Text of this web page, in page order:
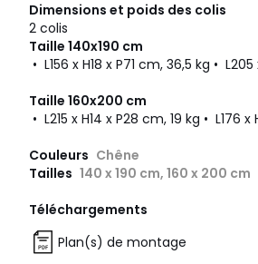
Dimensions et poids des colis
2 colis
Taille 140x190 cm
• L156 x H18 x P71 cm, 36,5 kg •
Taille 160x200 cm
• L215 x H14 x P28 cm, 19 kg • L176
Couleurs Chêne
Tailles 140 x 190 cm, 160 x 200 cm
Téléchargements
Plan(s) de montage